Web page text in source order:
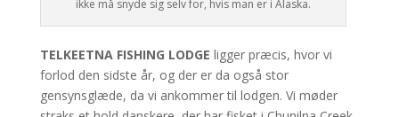
ikke må snyde sig selv for, hvis man er i Alaska.
TELKEETNA FISHING LODGE ligger præcis, hvor vi
forlod den sidste år, og der er da også stor
gensynsglæde, da vi ankommer til lodgen. Vi møder